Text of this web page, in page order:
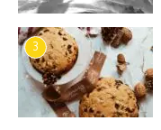
3